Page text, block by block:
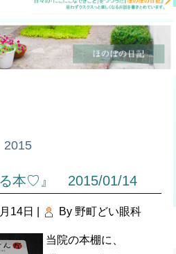
2015
る本♡』 2015/01/14
14日 By 野町どい眼科
当院の本棚に、